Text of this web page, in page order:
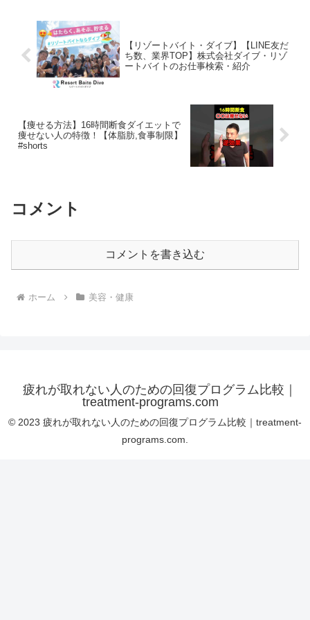
【リゾートバイト・ダイブ】【LINE友だ
ち数、業界TOP】株式会社ダイブ・リゾ
ートバイトのお仕事検索・紹介
【痩せる方法】16時間断食ダイエットで
痩せない人の特徴！【体脂肪,食事制限】
#shorts
コメント
コメントを書き込む
ホーム 美容・健康
疲れが取れない人のための回復プログラム比較｜
treatment-programs.com
© 2023 疲れが取れない人のための回復プログラム比較｜treatment-
programs.com.